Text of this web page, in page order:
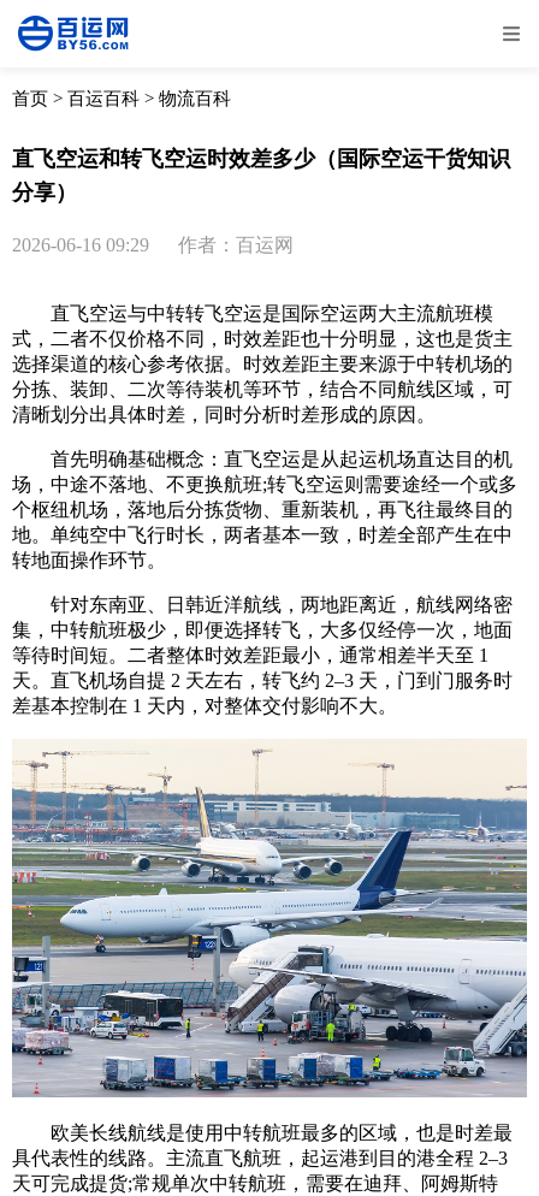
全部 物流资讯
首页 > 百运百科 > 物流百科
直飞空运和转飞空运时效差多少（国际空运干货知识
分享）
2026-06-16 09:29 作者：百运网
直飞空运与中转转飞空运是国际空运两大主流航班模
式，二者不仅价格不同，时效差距也十分明显，这也是货主
选择渠道的核心参考依据。时效差距主要来源于中转机场的
分拣、装卸、二次等待装机等环节，结合不同航线区域，可
清晰划分出具体时差，同时分析时差形成的原因。
首先明确基础概念：直飞空运是从起运机场直达目的机
场，中途不落地、不更换航班;转飞空运则需要途经一个或多
个枢纽机场，落地后分拣货物、重新装机，再飞往最终目的
地。单纯空中飞行时长，两者基本一致，时差全部产生在中
转地面操作环节。
针对东南亚、日韩近洋航线，两地距离近，航线网络密
集，中转航班极少，即便选择转飞，大多仅经停一次，地面
等待时间短。二者整体时效差距最小，通常相差半天至 1
天。直飞机场自提 2 天左右，转飞约 2–3 天，门到门服务时
差基本控制在 1 天内，对整体交付影响不大。
欧美长线航线是使用中转航班最多的区域，也是时差最
具代表性的线路。主流直飞航班，起运港到目的港全程 2–3
天可完成提货;常规单次中转航班，需要在迪拜、阿姆斯特